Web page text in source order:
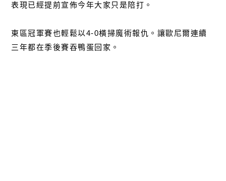
表現已經提前宣佈今年大家只是陪打。
東區冠軍賽也輕鬆以4-0橫掃魔術報仇。讓歐尼爾連續
三年都在季後賽吞鴨蛋回家。